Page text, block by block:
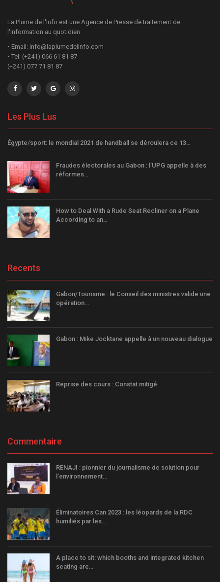
La Plume de l'Info est une Agence de Presse de traitement de
l'information au quotidien
• Email: info@laplumedelinfo.com
• Tel: (+241) 066 61 81 87
(+241) 077 71 81 87
Les Plus Lus
Égypte/sport: le mondial 2021 de handball se déroulera ce 13…
Fraudes électorales au Gabon : l’UPG appelle à des
réformes…
How to Deal With a Rude Seat Recliner on a Plane
According to an…
Recents
Gabon/Tourisme : le Conseil des ministres valide une
opération…
Gabon : Mike Jocktane appelle à un nouveau dialogue
Reprise des cours : Constat mitigé
Commentaire
RENAJI : pionnier du journalisme de solution pour
l’environnement…
Éliminatoires Can 2023 : les léopards de la RDC
humiliés par les…
A place to sit: which booths and integrated kitchen
seating are…